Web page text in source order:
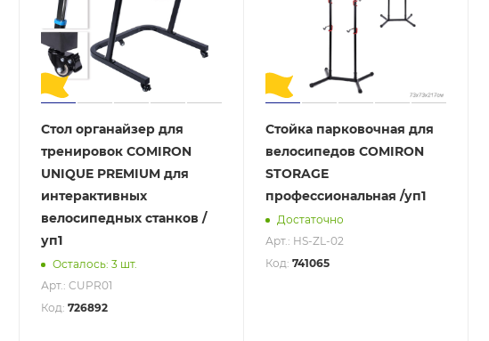
Стол органайзер для
тренировок COMIRON
UNIQUE PREMIUM для
интерактивных
велосипедных станков /
уп1
Осталось: 3 шт.
Арт.: CUPR01
Код: 726892
Стойка парковочная для
велосипедов COMIRON
STORAGE
профессиональная /уп1
Достаточно
Арт.: HS-ZL-02
Код: 741065